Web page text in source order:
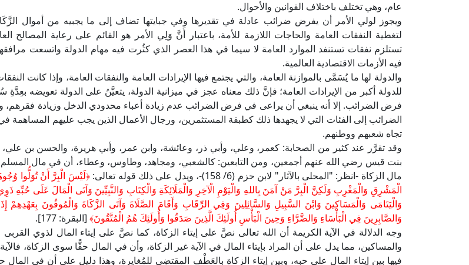
عام، وهي تختلف باختلاف القوانين والأحوال.
ويجوز لولي الأمر أن يفرض ضرائب عادلة في تقديرها وفي جبايتها تضاف إلى ما يجبيه من أموال
لتغطية النفقات العامة والحاجات اللازمة للأمة، باعتبار أَنَّ وَلِي الأمر هو القائم على رعاية المصالح
تستلزم نفقات تستنفد الموارد العامة لا سيما في هذا العصر الذي كثُرت فيه مهام الدولة واتسعت
فيه الأزمات الاقتصادية العالمية.
والدولة لها ما يُسَمَّى بالموازنة العامة، والتي يجتمع فيها الإيرادات العامة والنفقات العامة، وإذا كانت
للدولة أكبر من الإيرادات العامة؛ فإنَّ ذلك معناه عجز في ميزانية الدولة، يتعيَّنُ على الدولة تعويضه بعِدَّةِ
فرض الضرائب. إلا أنه ينبغي أن يراعى في فرض الضرائب عدم زيادة أعباء محدودي الدخل وزيادة فقرهم،
الضرائب إلى الفئات التي لا يجهدها ذلك كطبقة المستثمرين، ورجال الأعمال الذين يجب عليهم المساهمة
تجاه شعبهم ووطنهم.
وقد تقرَّر عند كثير من الصحابة: كعمر، وعلي، وأبي ذر، وعائشة، وابن عمر، وأبي هريرة، والحسن بن
بنت قيس رضي الله عنهم أجمعين، ومن التابعين: كالشعبي، ومجاهد، وطاوس، وعطاء، أن في مال المسلم
مال الزكاة -انظر: "المحلى بالآثار" لابن حزم (6/ 158)-، ويدل على ذلك قوله تعالى:
﴿لَيْسَ الْبِرَّ أَنْ تُوَلُّوا
الْمَشْرِقِ وَالْمَغْرِبِ وَلَكِنَّ الْبِرَّ مَنْ آمَنَ بِاللهِ وَالْيَوْمِ الْآخِرِ وَالْمَلَائِكَةِ وَالْكِتَابِ وَالنَّبِيِّينَ وَآتَى الْمَالَ عَلَى حُبِّهِ
وَالْيَتَامَى وَالْمَسَاكِينَ وَابْنَ السَّبِيلِ وَالسَّائِلِينَ وَفِي الرِّقَابِ وَأَقَامَ الصَّلَاةَ وَآتَى الزَّكَاةَ وَالْمُوفُونَ بِعَهْدِهِمْ
وَالصَّابِرِينَ فِي الْبَأْسَاءِ وَالضَّرَّاءِ وَحِينَ الْبَأْسِ أُولَئِكَ الَّذِينَ صَدَقُوا وَأُولَئِكَ هُمُ الْمُتَّقُونَ﴾ [البقرة: 177].
وجه الدلالة في الآية الكريمة أن الله تعالى نصَّ على إيتاء الزكاة، كما نصَّ على إيتاء المال لذوي القربى
والمساكين، مما يدل على أن المراد بإيتاء المال في الآية غير الزكاة، وأن في المال حقًّا سوى الزكاة،
فيها بين إيتاء المال على حبه، وبين إيتاء الزكاة بالعَطْفِ المقتضِي للمُغايرة، وهذا دليل على أن في